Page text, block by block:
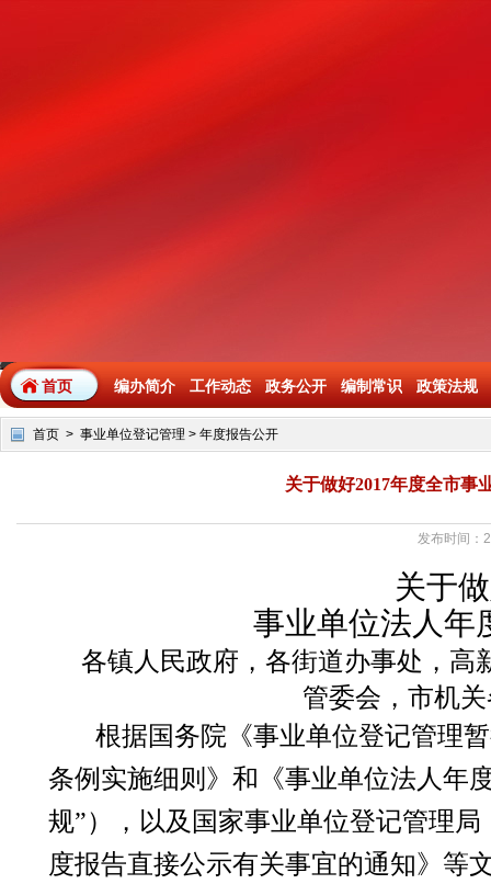
首页 编办简介 工作动态 政务公开 编制常识 政策法规
首页 > 事业单位登记管理 > 年度报告公开
关于做好2017年度全市事
发布时间：
关于
事业单位法人年
各镇人民政府，各街道办事处，高
管委会，市机
根据国务院《事业单位登记管理
条例实施细则》和《事业单位法人年
规”），以及国家事业单位登记管理
度报告直接公示有关事宜的通知》等